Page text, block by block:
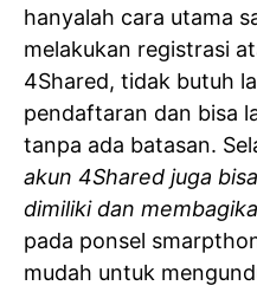
hanyalah cara utama
melakukan registrasi
4Shared, tidak butuh
pendaftaran dan bisa
tanpa ada batasan.
akun 4Shared juga
dimiliki dan
pada ponsel
mudah untuk